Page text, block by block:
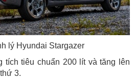
lý Hyundai Stargazer
tích tiêu chuẩn 200 lít và tăng lên
3.